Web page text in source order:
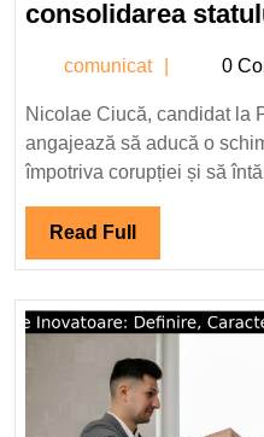
consolidarea
comunicat 0
Nicolae Ciucă, candidat la
angajează să aducă o
împotriva corupției și să
Read Full Read
Full